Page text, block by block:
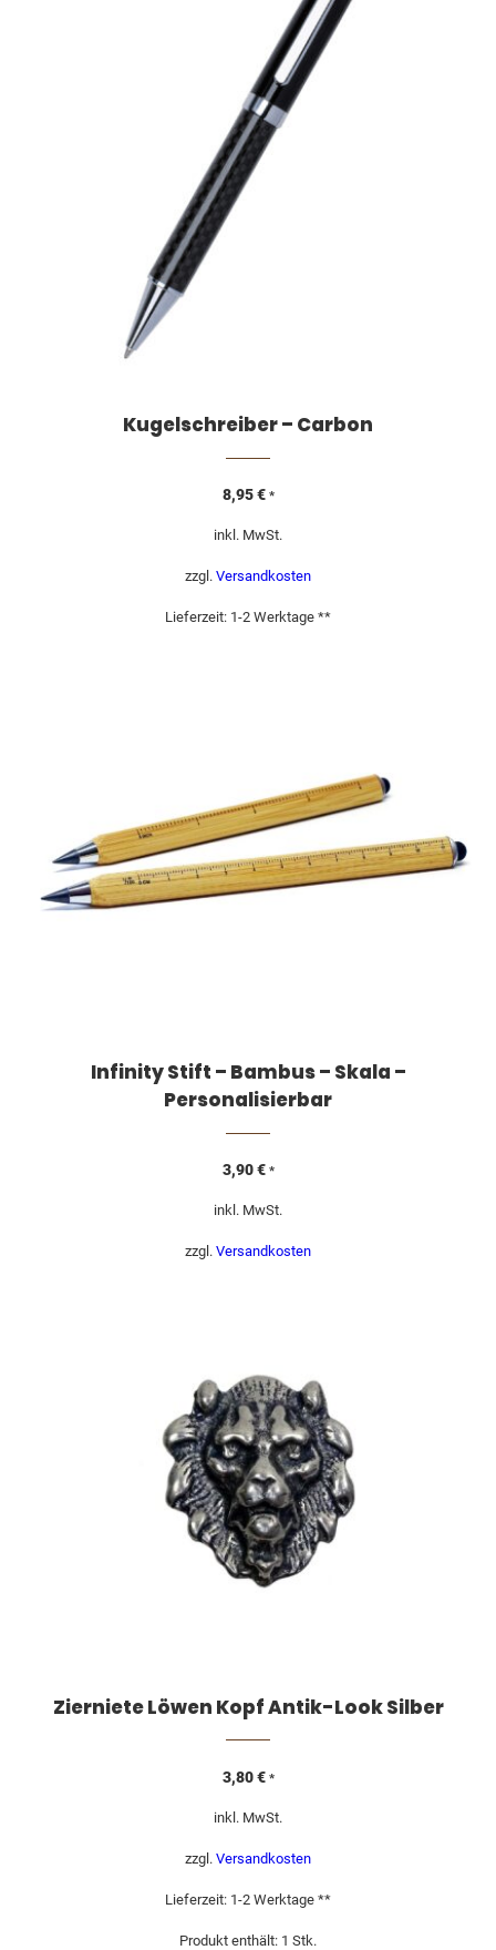
Kugelschreiber – Carbon
8,95€ *
inkl. MwSt.
zzgl. Versandkosten
Lieferzeit: 1-2 Werktage **
Infinity Stift – Bambus – Skala –
Personalisierbar
3,90€ *
inkl. MwSt.
zzgl. Versandkosten
Zierniete Löwen Kopf Antik-Look Silber
3,80€ *
inkl. MwSt.
zzgl. Versandkosten
Lieferzeit: 1-2 Werktage **
Produkt enthält: 1 Stk.